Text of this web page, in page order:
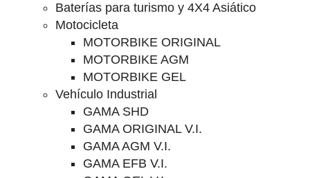
Baterías para turismo y 4X4 Asiático
Motocicleta
MOTORBIKE ORIGINAL
MOTORBIKE AGM
MOTORBIKE GEL
Vehículo Industrial
GAMA SHD
GAMA ORIGINAL V.I.
GAMA AGM V.I.
GAMA EFB V.I.